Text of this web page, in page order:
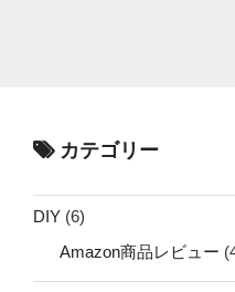
カテゴリー
DIY (6)
Amazon商品レビュー